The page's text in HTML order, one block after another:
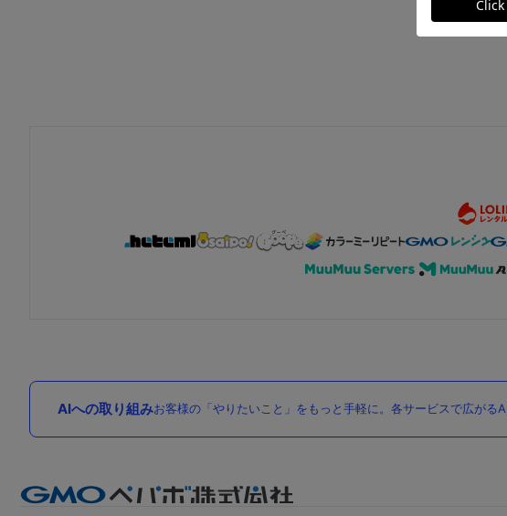
AIへの取り組みお客様の「やりたいこと」をもっと手軽に。各サービスで広がる